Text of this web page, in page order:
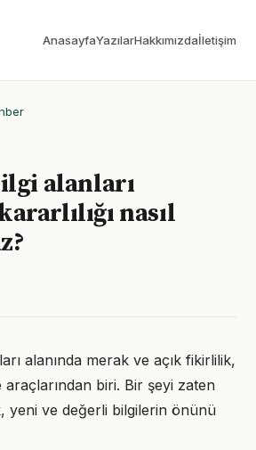
AnasayfaYazılarHakkımızdaİletişim
alanları
nasıl
alanında merak ve açık fikirlilik,
biri. Bir şeyi zaten
yeni ve değerli bilgilerin önünü